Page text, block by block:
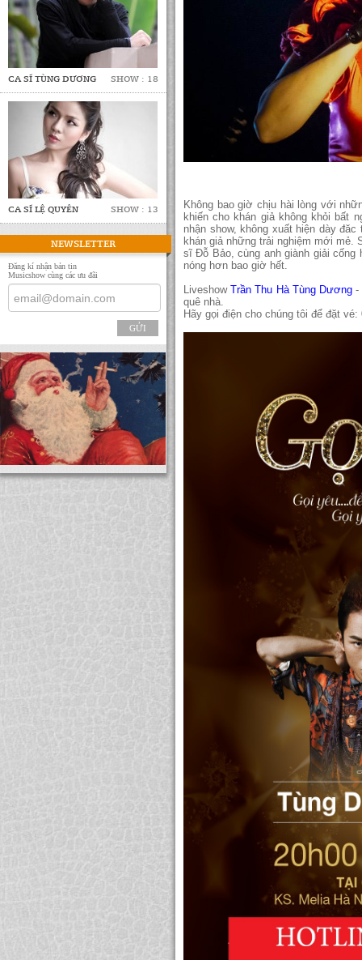
CA SĨ TÙNG DƯƠNG SHOW : 18
CA SĨ LỆ QUYÊN SHOW : 13
NEWSLETTER
Đăng kí nhận bản tin
Musicshow cùng các ưu đãi
GỬI
Không bao giờ chịu hài lòng với
khiến cho khán giả không khỏi bất
nhận show, không xuất hiện dày
khán giả những trải nghiệm mới mẻ.
sĩ Đỗ Bảo, cùng anh giành giải cống
nóng hơn bao giờ hết.
LiveshowTrần Thu Hà Tùng Dương -
quê nhà.
Hãy gọi điện cho chúng tôi để đặt vé: